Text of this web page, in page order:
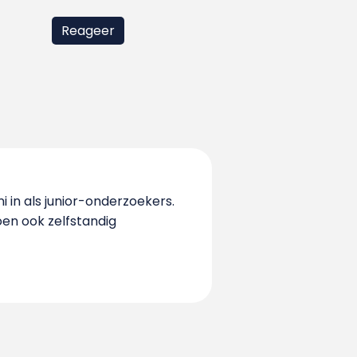
in als junior-onderzoekers.
ook zelfstandig